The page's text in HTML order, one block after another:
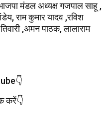
मंडल अध्यक्ष गजपाल साहू ,
राम कुमार यादव ,रविश
,अमन पाठक, लालाराम
करें👇